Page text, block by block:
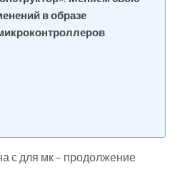
в образе
с для мк – продолжение